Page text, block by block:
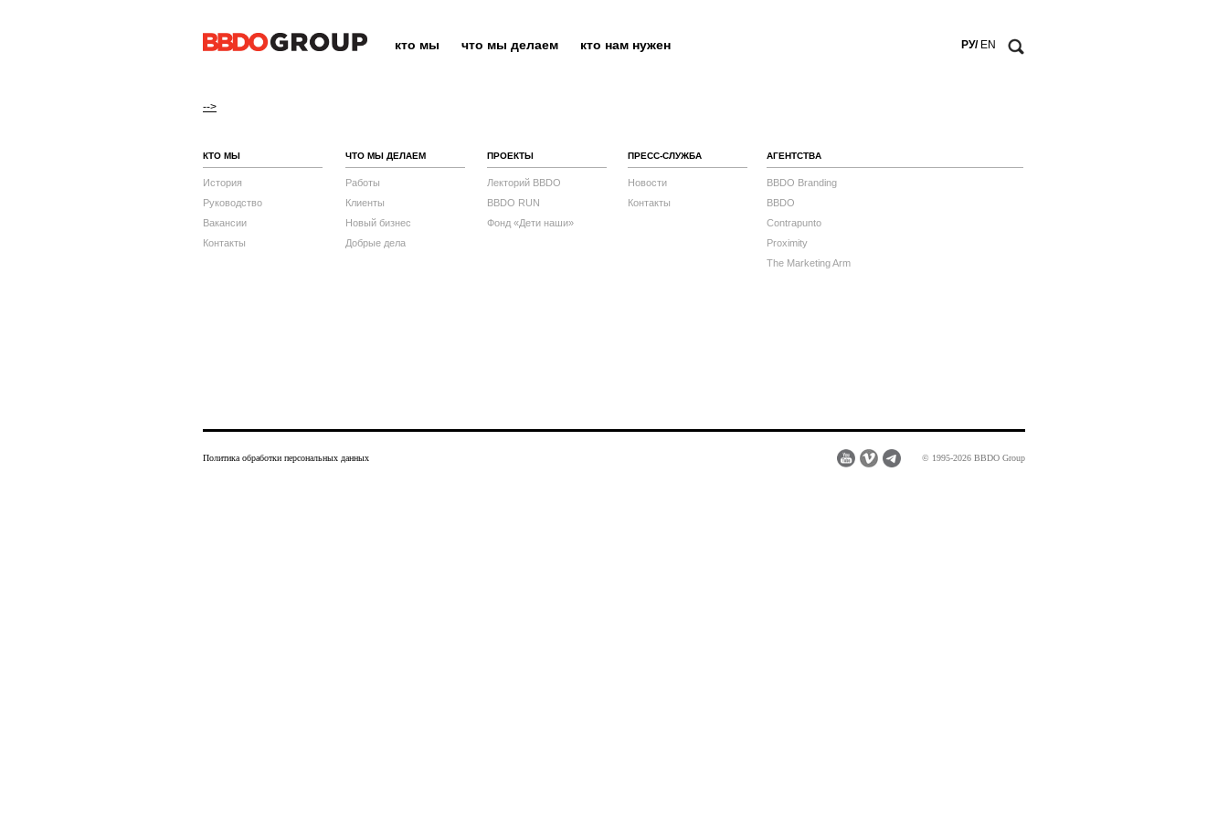
кто мы что мы делаем кто нам нужен РУ/ EN
-->
КТО МЫ
История
Руководство
Вакансии
Контакты
ЧТО МЫ ДЕЛАЕМ
Работы
Клиенты
Новый бизнес
Добрые дела
ПРОЕКТЫ
Лекторий BBDO
BBDO RUN
Фонд «Дети наши»
ПРЕСС-СЛУЖБА
Новости
Контакты
АГЕНТСТВА
BBDO Branding
BBDO
Contrapunto
Proximity
The Marketing Arm
© 1995-2026 BBDO Group
Политика обработки персональных данных